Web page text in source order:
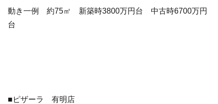
動き一例 約75㎡ 新築時3800万円台 中古時6700万円
台
■ピザーラ 有明店